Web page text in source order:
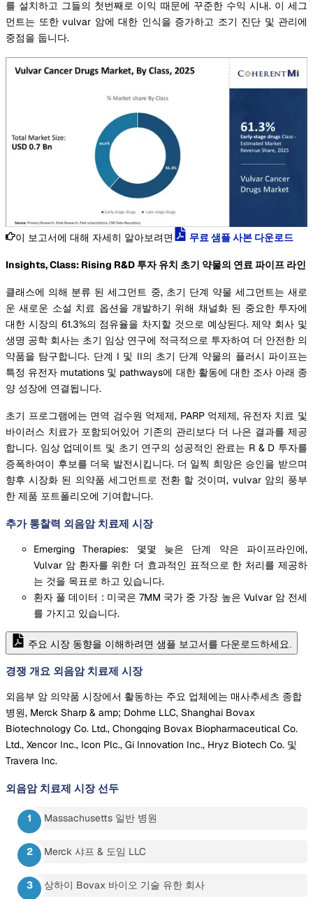
를 설치하고 그들의 첫번째로 이익 때문에 꾸준한 수익 시내. 이 세그
먼트는 또한 vulvar 암에 대한 인식을 증가하고 조기 진단 및 관리에
중점을 둡니다.
이 보고서에 대해 자세히 알아보려면 무료 샘플 사본 다운로드
Insights, Class: Rising R&D 투자 유치 초기 약물의 연료 파이프 라인
클래스에 의해 분류 된 세그먼트 중, 초기 단계 약물 세그먼트는 새로
운 새로운 소설 치료 옵션을 개발하기 위해 채널화 된 중요한 투자에
대한 시장의 61.3%의 점유율을 차지할 것으로 예상된다. 제약 회사 및
생명 공학 회사는 초기 임상 연구에 적극적으로 투자하여 더 안전한 의
약품을 탐구합니다. 단계 I 및 II의 초기 단계 약물의 플러시 파이프는
특정 유전자 mutations 및 pathways에 대한 활동에 대한 조사 아래 종
양 성장에 연결됩니다.
초기 프로그램에는 면역 검수원 억제제, PARP 억제제, 유전자 치료 및
바이러스 치료가 포함되어있어 기존의 관리보다 더 나은 결과를 제공
합니다. 임상 업데이트 및 초기 연구의 성공적인 완료는 R & D 투자를
증폭하여이 후보를 더욱 발전시킵니다. 더 일찍 희망은 승인을 받으며
향후 시장화 된 의약품 세그먼트로 전환 할 것이며, vulvar 암의 풍부
한 제품 포트폴리오에 기여합니다.
추가 통찰력 외음암 치료제 시장
Emerging Therapies: 몇몇 늦은 단계 약은 파이프라인에,
Vulvar 암 환자를 위한 더 효과적인 표적으로 한 처리를 제공하
는 것을 목표로 하고 있습니다.
환자 풀 데이터 : 미국은 7MM 국가 중 가장 높은 Vulvar 암 전세
를 가지고 있습니다.
주요 시장 동향을 이해하려면 샘플 보고서를 다운로드하세요.
경쟁 개요 외음암 치료제 시장
외음부 암 의약품 시장에서 활동하는 주요 업체에는 매사추세츠 종합
병원, Merck Sharp & amp; Dohme LLC, Shanghai Bovax
Biotechnology Co. Ltd., Chongqing Bovax Biopharmaceutical Co.
Ltd., Xencor Inc., Icon Plc., Gi Innovation Inc., Hryz Biotech Co. 및
Travera Inc.
외음암 치료제 시장 선두
Massachusetts 일반 병원
Merck 샤프 & 도임 LLC
상하이 Bovax 바이오 기술 유한 회사